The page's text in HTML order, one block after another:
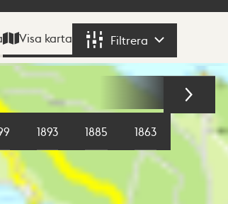
Visa karta Filtrera
1893 1885 1863